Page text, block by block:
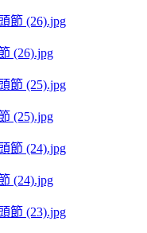
(26).jpg
(25).jpg
(24).jpg